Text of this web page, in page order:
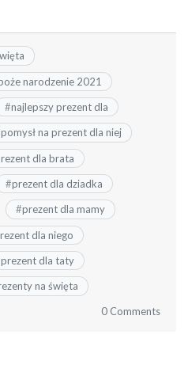
narodzenie 2021
#najlepszy prezent dla
pomysł na prezent dla niej
dla brata
#prezent dla dziadka
#prezent dla mamy
dla niego
prezent dla taty
na święta
0 Comments